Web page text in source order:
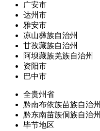
广安市
达州市
雅安市
凉山彝族自治州
甘孜藏族自治州
阿坝藏族羌族自治州
资阳市
巴中市
全贵州省
黔南布依族苗族自治州
黔东南苗族侗族自治州
毕节地区